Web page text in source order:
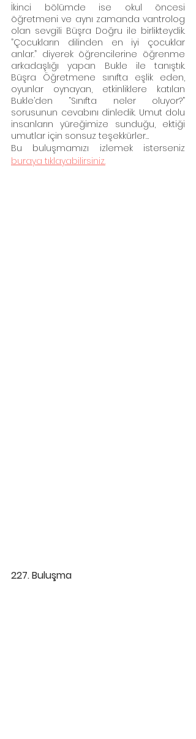
İkinci bölümde ise okul öncesi
öğretmeni ve aynı zamanda vantrolog
olan sevgili Büşra Doğru ile birlikteydik.
”Çocukların dilinden en iyi çocuklar
anlar.” diyerek öğrencilerine öğrenme
arkadaşlığı yapan Bukle ile tanıştık.
Büşra Öğretmene sınıfta eşlik eden,
oyunlar oynayan, etkinliklere katılan
Bukle’den “Sınıfta neler oluyor?”
sorusunun cevabını dinledik. Umut dolu
insanların yüreğimize sunduğu, ektiği
umutlar için sonsuz teşekkürler…
buraya tıklayabilirsiniz.
227. Buluşma